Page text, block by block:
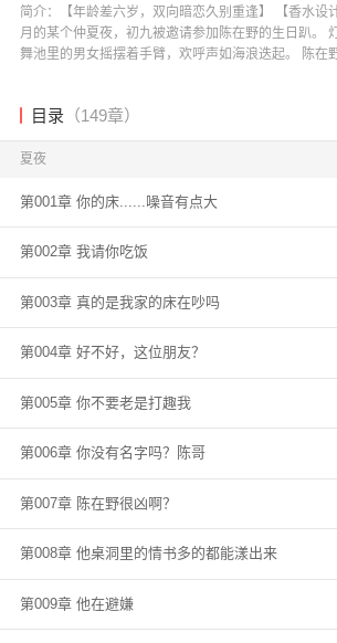
简介：【年龄差六岁，双向暗恋久别重逢】 【香水设
月的某个仲夏夜，初九被邀请参加陈在野的生日趴。
舞池里的男女摇摆着手臂，欢呼声如海浪迭起。 陈在
“就当蹭寿星的。” 初九闭上眼，双手合十许愿，吹灭了
“希望明年我生日那天，”初九定定望着他，“可以见到
野笑的意气风发。 “他答应了。” ** 履行承诺的那个夏
厌你没有正经职业，讨厌你碌碌无为没有梦想。我不想
光都不敢相授，“是。” “好，我答应你。” 少年的背影
成了香水界的大亨，西装革履，为人处世游刃有余，
远。 初九落荒而逃。 后来的香水交流会上，两人再次
洗手台上动弹不得，耳边尽是他炽热缠绵的呼吸。 “初
记者一面。 少年仍是当初那个爱嘴硬的少年。 长大了
气，就数爱人没骨气。
目录 （149章）
夏夜
第001章 你的床......噪音有点大
第002章 我请你吃饭
第003章 真的是我家的床在吵吗
第004章 好不好，这位朋友？
第005章 你不要老是打趣我
第006章 你没有名字吗？陈哥
第007章 陈在野很凶啊？
第008章 他桌洞里的情书多的都能漾出来
第009章 他在避嫌